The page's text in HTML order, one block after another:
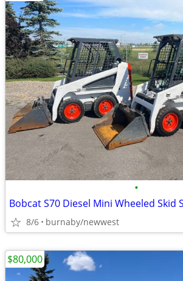
•
8/6 burnaby/newwest
$80,000